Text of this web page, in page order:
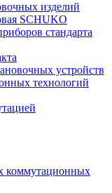
изделий
SCHUKO
стандарта
устройств
технологий
коммутационных